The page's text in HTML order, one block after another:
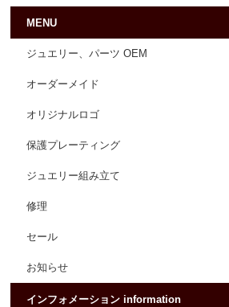
MENU
ジュエリー、パーツ OEM
オーダーメイド
オリジナルロゴ
保護プレーティング
ジュエリー組み立て
修理
セール
お知らせ
インフォメーション information